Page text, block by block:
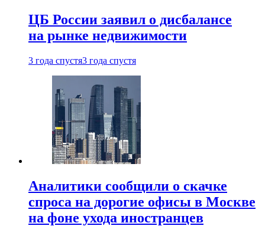
ЦБ России заявил о дисбалансе
на рынке недвижимости
3 года спустя3 года спустя
Аналитики сообщили о скачке
спроса на дорогие офисы в Москве
на фоне ухода иностранцев